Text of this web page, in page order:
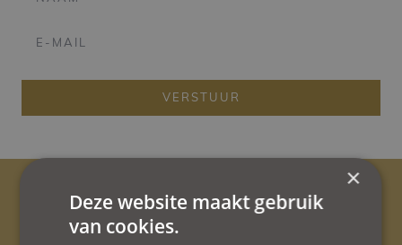
VERSTUUR
×
Deze website maakt gebruik
van cookies.